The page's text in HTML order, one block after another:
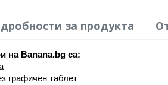
за продукта
на Banana.bg са:
графичен таблет